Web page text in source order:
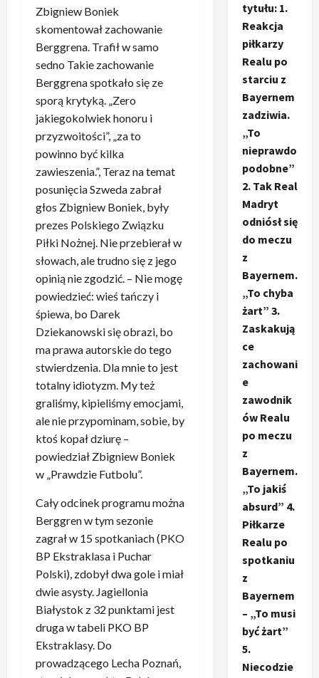
Zbigniew Boniek
skomentował zachowanie
Berggrena. Trafił w samo
sedno Takie zachowanie
Berggrena spotkało się ze
sporą krytyką. „Zero
jakiegokolwiek honoru i
przyzwoitości”, „za to
powinno być kilka
zawieszenia.”, Teraz na temat
posunięcia Szweda zabrał
głos Zbigniew Boniek, były
prezes Polskiego Związku
Piłki Nożnej. Nie przebierał w
słowach, ale trudno się z jego
opinią nie zgodzić. – Nie mogę
powiedzieć: wieś tańczy i
śpiewa, bo Darek
Dziekanowski się obrazi, bo
ma prawa autorskie do tego
stwierdzenia. Dla mnie to jest
totalny idiotyzm. My też
graliśmy, kipieliśmy emocjami,
ale nie przypominam, sobie, by
ktoś kopał dziurę –
powiedział Zbigniew Boniek
w „Prawdzie Futbolu”.
Cały odcinek programu można
Berggren w tym sezonie
zagrał w 15 spotkaniach (PKO
BP Ekstraklasa i Puchar
Polski), zdobył dwa gole i miał
dwie asysty. Jagiellonia
Białystok z 32 punktami jest
druga w tabeli PKO BP
Ekstraklasy. Do
prowadzącego Lecha Poznań,
tytułu: 1.
Reakcja
piłkarzy
Realu po
starciu z
Bayernem
zadziwia.
„To
nieprawdo
podobne”
2. Tak Real
Madryt
odniósł się
do meczu
z
Bayernem.
„To chyba
żart” 3.
Zaskakują
ce
zachowani
e
zawodnik
ów Realu
po meczu
z
Bayernem.
„To jakiś
absurd” 4.
Piłkarze
Realu po
spotkaniu
z
Bayernem
– „To musi
być żart”
5.
Niecodzie